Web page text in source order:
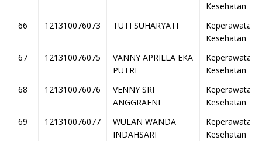
Kesehatan
66
121310076073 TUTI SUHARYATI
Keperawatan
Kesehatan
67
121310076075
VANNY APRILLA EKA
PUTRI
Keperawatan
Kesehatan
68
121310076076
VENNY SRI
ANGGRAENI
Keperawatan
Kesehatan
69
121310076077
WULAN WANDA
INDAHSARI
Keperawatan
Kesehatan